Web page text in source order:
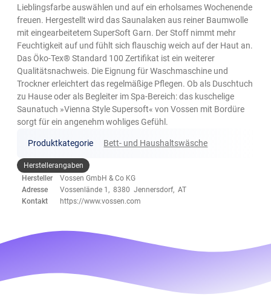
Lieblingsfarbe auswählen und auf ein erholsames Wochenende
freuen. Hergestellt wird das Saunalaken aus reiner Baumwolle
mit eingearbeitetem SuperSoft Garn. Der Stoff nimmt mehr
Feuchtigkeit auf und fühlt sich flauschig weich auf der Haut an.
Das Öko-Tex® Standard 100 Zertifikat ist ein weiterer
Qualitätsnachweis. Die Eignung für Waschmaschine und
Trockner erleichtert das regelmäßige Pflegen. Ob als Duschtuch
zu Hause oder als Begleiter im Spa-Bereich: das kuschelige
Saunatuch »Vienna Style Supersoft« von Vossen mit Bordüre
sorgt für ein angenehm wohliges Gefühl.
Produktkategorie Bett- und Haushaltswäsche
Herstellerangaben
Hersteller
Vossen GmbH & Co KG
Adresse
Vossenlände 1, 8380 Jennersdorf, AT
Kontakt
https://www.vossen.com